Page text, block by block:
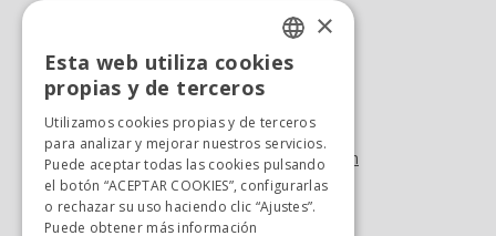
Oficina At. al cliente
Tel. +34 976 900 085
Tel. +34 900 923 181
info.zaragoza@avanzagrupo.com
Sugerencias y reclamaciones
Descarga la APP:
SPANISH
×
Esta web utiliza cookies
propias y de terceros
Utilizamos cookies propias y de terceros
para analizar y mejorar nuestros servicios.
Puede aceptar todas las cookies pulsando
el botón “ACEPTAR COOKIES”, configurarlas
o rechazar su uso haciendo clic “Ajustes”.
Puede obtener más información